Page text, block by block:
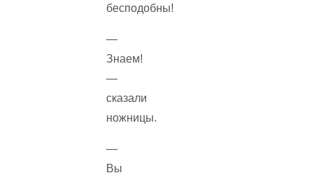
бесподобны!
—
Знаем!
—
сказали
ножницы.
—
Вы